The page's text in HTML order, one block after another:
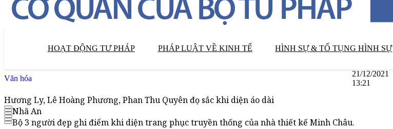
HOẠT ĐỘNG TƯ PHÁP PHÁP LUẬT VỀ KINH TẾ HÌNH SỰ & TỐ TỤNG HÌNH SỰ
Văn hóa
21/12/2021
13:21
Hương Ly, Lê Hoàng Phương, Phan Thu Quyên đọ sắc khi diện áo dài
Nhã An
Bộ 3 người đẹp ghi điểm khi diện trang phục truyền thống của nhà thiết kế Minh Châu.